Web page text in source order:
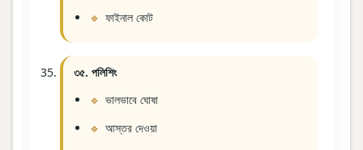
ফাইনাল কোট
৩৫. পলিশিং
ভালভাবে ঘোষা
আস্তর দেওয়া